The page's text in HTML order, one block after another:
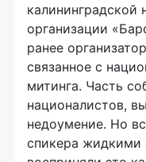
калининградской
организации
ранее
связанное с
митинга. Часть
националистов,
недоумение. Но
спикера